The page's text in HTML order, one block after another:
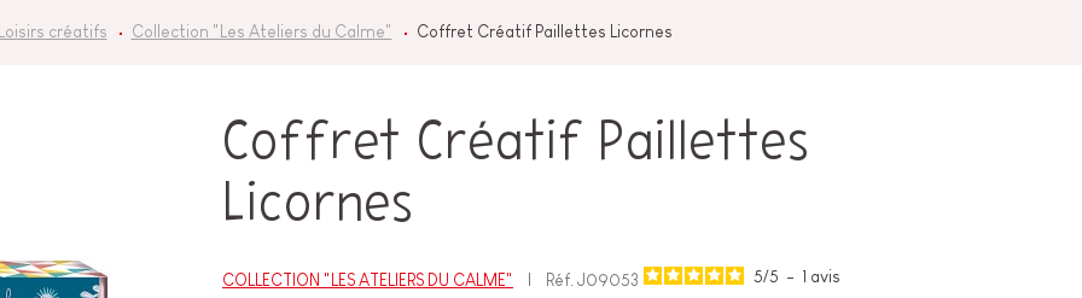
Loisirs créatifs Collection "Les Ateliers du Calme" Coffret Créatif Paillettes Licornes
Coffret Créatif Paillettes
Licornes
COLLECTION "LES ATELIERS DU CALME" Réf. J09053 5/5 - 1 avis